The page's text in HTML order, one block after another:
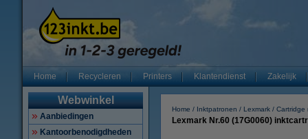
Home Recycleren Printers Klantendienst Zakelijk
Webwinkel
Aanbiedingen
Kantoorbenodigdheden
Home Inktpatronen Lexmark Cartridge
Lexmark Nr.60 (17G0060)